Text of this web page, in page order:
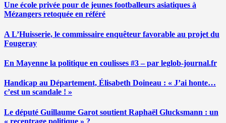
Une école privée pour de jeunes footballeurs asiatiques à
Mézangers retoquée en référé
A L’Huisserie, le commissaire enquêteur favorable au projet du
Fougeray
En Mayenne la politique en coulisses #3 – par leglob-journal.fr
Handicap au Département, Élisabeth Doineau : « J’ai honte…
c’est un scandale ! »
Le député Guillaume Garot soutient Raphaël Glucksmann : un
« recentrage politique » ?